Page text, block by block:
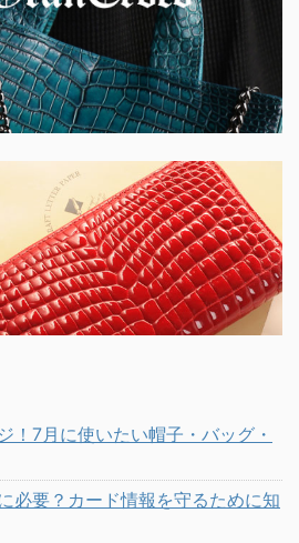
！7月に使いたい帽子・バッグ・
必要？カード情報を守るために知